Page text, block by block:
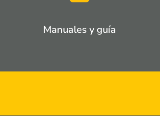
Manuales y guía